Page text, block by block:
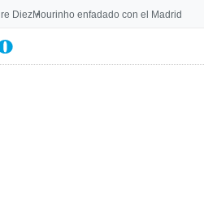
DiezMourinho enfadado con el Madrid